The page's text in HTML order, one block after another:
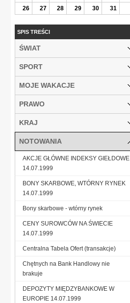
26
27 28 29 30 31
SPIS TREŚCI
ŚWIAT
SPORT
MOJE WAKACJE
PRAWO
KRAJ
NOTOWANIA
AKCJE GŁÓWNE INDEKSY GIEŁDOWE
14.07.1999
BONY SKARBOWE, WTÓRNY RYNEK
14.07.1999
Bony skarbowe - wtórny rynek
CENY SUROWCÓW NA ŚWIECIE
14.07.1999
Centralna Tabela Ofert (transakcje)
Chętnych na Bank Handlowy nie
brakuje
DEPOZYTY MIĘDZYBANKOWE W
EUROPIE 14.07.1999